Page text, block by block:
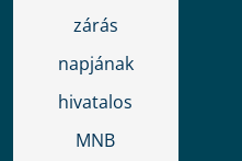
zárás
napjának
hivatalos
MNB